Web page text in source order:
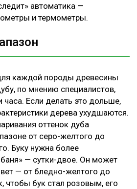
автоматика —
и термометры.
каждой породы древесины
по мнению специалистов,
часа. Если делать это дольше,
дерева ухудшаются.
оттенок дуба
от серо-желтого до
Буку нужна более
— сутки-двое. Он может
— от бледно-желтого до
чтобы бук стал розовым, его